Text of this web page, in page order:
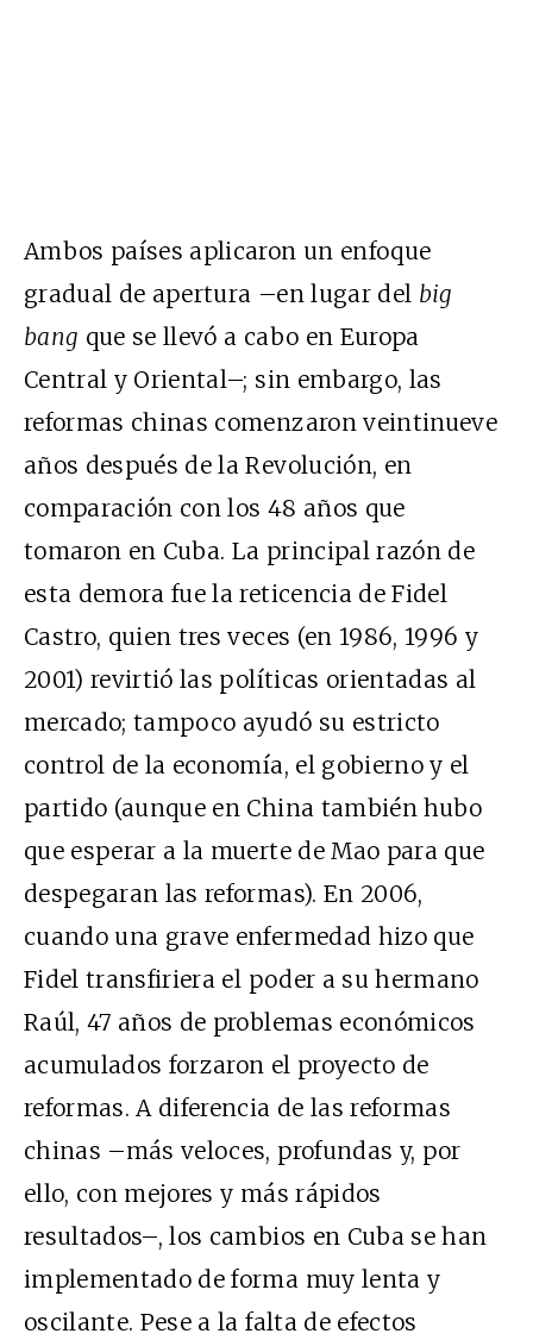
Ambos países aplicaron un enfoque
gradual de apertura –en lugar del big
bang que se llevó a cabo en Europa
Central y Oriental–; sin embargo, las
reformas chinas comenzaron veintinueve
años después de la Revolución, en
comparación con los 48 años que
tomaron en Cuba. La principal razón de
esta demora fue la reticencia de Fidel
Castro, quien tres veces (en 1986, 1996 y
2001) revirtió las políticas orientadas al
mercado; tampoco ayudó su estricto
control de la economía, el gobierno y el
partido (aunque en China también hubo
que esperar a la muerte de Mao para que
despegaran las reformas). En 2006,
cuando una grave enfermedad hizo que
Fidel transfiriera el poder a su hermano
Raúl, 47 años de problemas económicos
acumulados forzaron el proyecto de
reformas. A diferencia de las reformas
chinas –más veloces, profundas y, por
ello, con mejores y más rápidos
resultados–, los cambios en Cuba se han
implementado de forma muy lenta y
oscilante. Pese a la falta de efectos